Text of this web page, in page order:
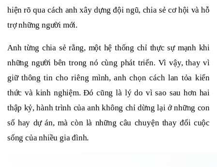
hiện rõ qua cách anh xây dựng đội ngũ, chia sẻ cơ hội và hỗ
trợ những người mới.
Anh từng chia sẻ rằng, một hệ thống chỉ thực sự mạnh khi
những người bên trong nó cùng phát triển. Vì vậy, thay vì
giữ thông tin cho riêng mình, anh chọn cách lan tỏa kiến
thức và kinh nghiệm. Đó cũng là lý do vì sao sau hơn hai
thập kỷ, hành trình của anh không chỉ dừng lại ở những con
số hay dự án, mà còn là những câu chuyện thay đổi cuộc
sống của nhiều gia đình.